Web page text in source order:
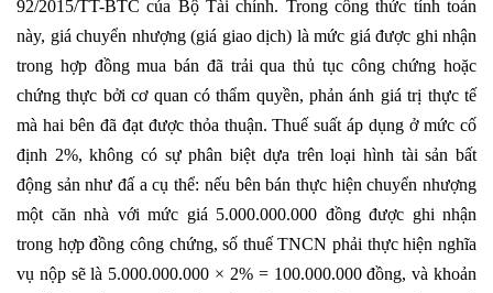
92/2015/TT-BTC của Bộ Tài chính. Trong công thức tính toán
này, giá chuyển nhượng (giá giao dịch) là mức giá được ghi nhận
trong hợp đồng mua bán đã trải qua thủ tục công chứng hoặc
chứng thực bởi cơ quan có thẩm quyền, phản ánh giá trị thực tế
mà hai bên đã đạt được thỏa thuận. Thuế suất áp dụng ở mức cố
định 2%, không có sự phân biệt dựa trên loại hình tài sản bất
động sản như đấ a cụ thể: nếu bên bán thực hiện chuyển nhượng
một căn nhà với mức giá 5.000.000.000 đồng được ghi nhận
trong hợp đồng công chứng, số thuế TNCN phải thực hiện nghĩa
vụ nộp sẽ là 5.000.000.000 × 2% = 100.000.000 đồng, và khoản